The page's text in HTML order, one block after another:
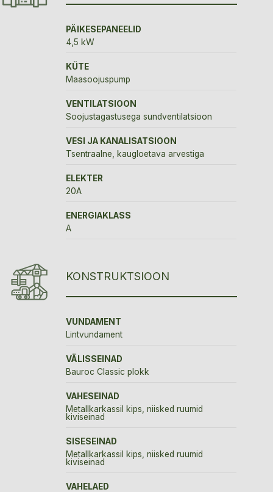
PÄIKESEPANEELID
4,5 kW
KÜTE
Maasoojuspump
VENTILATSIOON
Soojustagastusega sundventilatsioon
VESI JA KANALISATSIOON
Tsentraalne, kaugloetava arvestiga
ELEKTER
20A
ENERGIAKLASS
A
KONSTRUKTSIOON
VUNDAMENT
Lintvundament
VÄLISSEINAD
Bauroc Classic plokk
VAHESEINAD
Metallkarkassil kips, niisked ruumid
kiviseinad
SISESEINAD
Metallkarkassil kips, niisked ruumid
kiviseinad
VAHELAED